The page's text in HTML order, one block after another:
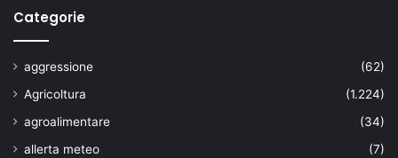
Categorie
aggressione
(62)
Agricoltura
(1.224)
agroalimentare
(34)
allerta meteo
(7)